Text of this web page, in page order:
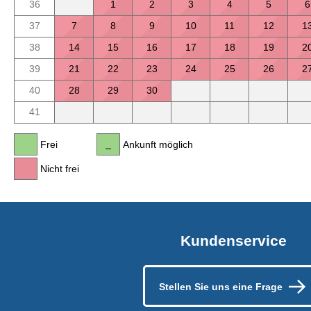
36
1 2 3 4 5
6
37
7 8 9 10 11 12
38
14 15 16 17 18 19
39
21 22 23 24 25 26
40
28 29
30
41
Frei
Nicht frei
Ankunft möglich
Kundenservice
Stellen Sie uns eine Frage